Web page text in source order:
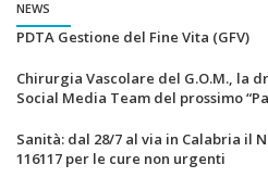
NEWS
PDTA Gestione del Fine Vita (GFV)
Chirurgia Vascolare del G.O.M., la
Social Media Team del prossimo
Sanità: dal 28/7 al via in Calabria il
116117 per le cure non urgenti